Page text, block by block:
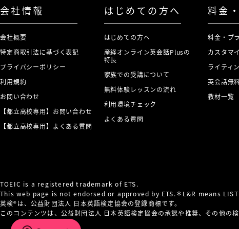
会社情報
会社概要
特定商取引法に基づく表記
プライバシーポリシー
利用規約
お問い合わせ
【都立高校専用】お問い合わせ
【都立高校専用】よくある質問
はじめての方へ
はじめての方へ
産経オンライン英会話Plusの
特長
家族での受講について
無料体験レッスンの流れ
利用環境チェック
よくある質問
料金
料金・プ
カスタマ
ライティ
英会話無
教材一覧
TOEIC is a registered trademark of ETS.
This web page is not endorsed or approved by ETS.＊L&R means
英検®は、公益財団法人 日本英語検定協会の登録商標です。
このコンテンツは、公益財団法人 日本英語検定協会の承認や推奨、その他の